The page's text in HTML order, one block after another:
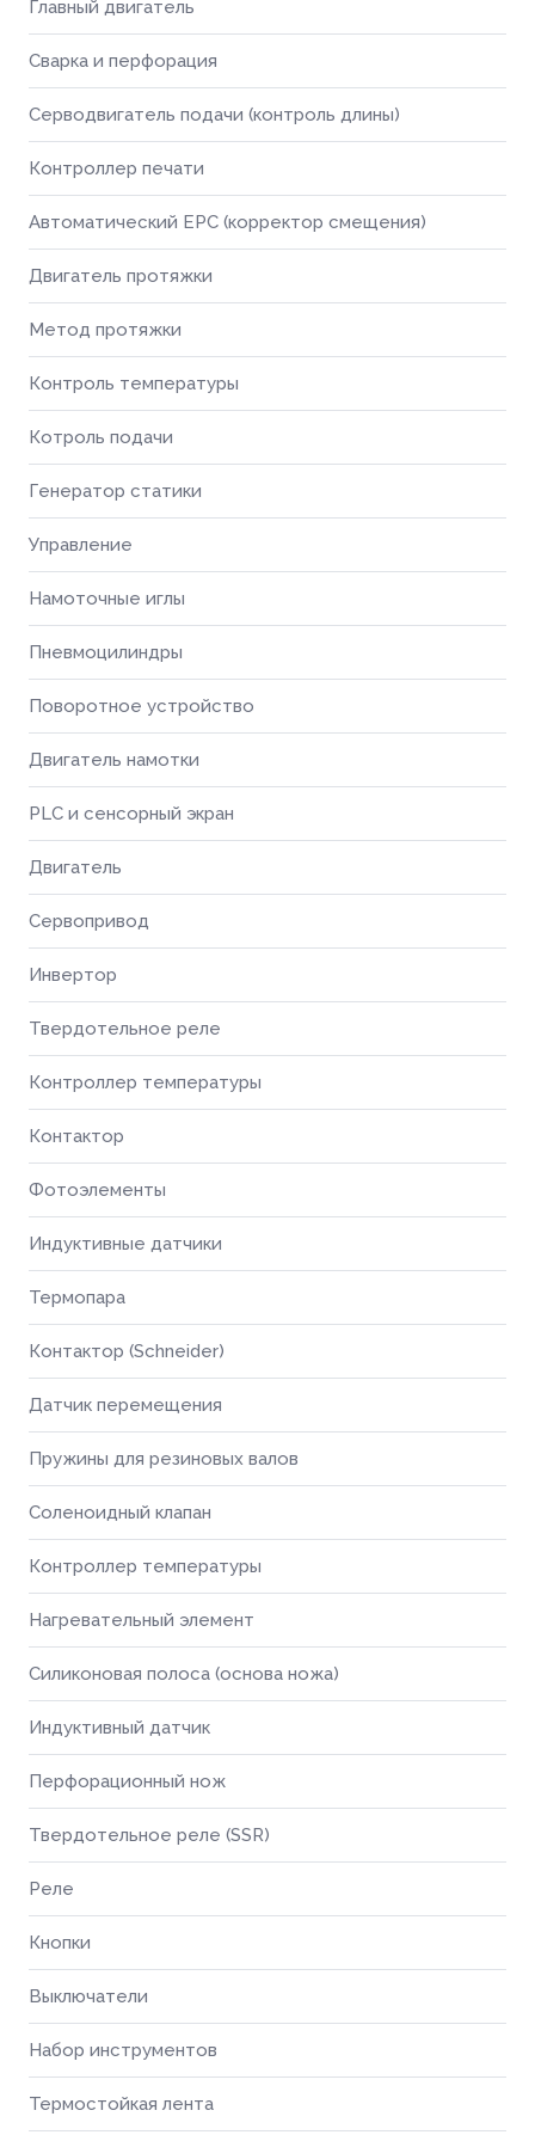
Главный двигатель
Сварка и перфорация
Серводвигатель подачи (контроль длины)
Контроллер печати
Автоматический EPC (корректор смещения)
Двигатель протяжки
Метод протяжки
Контроль температуры
Котроль подачи
Генератор статики
Управление
Намоточные иглы
Пневмоцилиндры
Поворотное устройство
Двигатель намотки
PLC и сенсорный экран
Двигатель
Сервопривод
Инвертор
Твердотельное реле
Контроллер температуры
Контактор
Фотоэлементы
Индуктивные датчики
Термопара
Контактор (Schneider)
Датчик перемещения
Пружины для резиновых валов
Соленоидный клапан
Контроллер температуры
Нагревательный элемент
Силиконовая полоса (основа ножа)
Индуктивный датчик
Перфорационный нож
Твердотельное реле (SSR)
Реле
Кнопки
Выключатели
Набор инструментов
Термостойкая лента